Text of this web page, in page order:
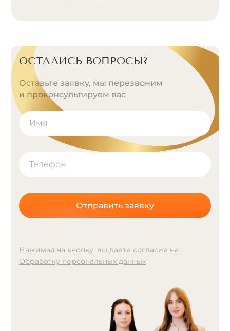
ОСТАЛИСЬ ВОПРОСЫ?
Оставьте заявку, мы перезвоним
и проконсультируем вас
Отправить заявку
Нажимая на кнопку, вы даете согласие на
Обработку персональных данных